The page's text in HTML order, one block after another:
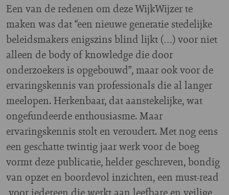
Een van de redenen om deze WijkWijzer te
maken was dat “een nieuwe generatie stedelijke
beleidsmakers enigszins blind lijkt (…) voor niet
alleen de body of knowledge die door
onderzoekers is opgebouwd”, maar ook voor de
ervaringskennis van professionals die al langer
meelopen. Herkenbaar, dat aanstekelijke, wat
ongefundeerde enthousiasme. Maar
ervaringskennis stolt en veroudert. Met nog eens
een geschatte twintig jaar werk voor de boeg
vormt deze publicatie, helder geschreven, bondig
van opzet en boordevol inzichten, een must-read
voor iedereen die werkt aan leefbare en veilige